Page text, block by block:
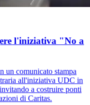
l'iniziativa "No a
un comunicato stampa
all'iniziativa UDC in
a costruire ponti
di Caritas.